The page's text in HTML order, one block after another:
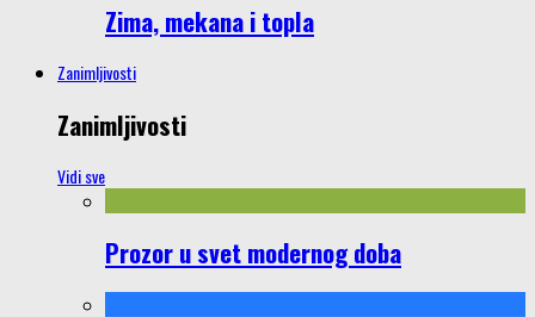
Zima, mekana i topla
Zanimljivosti
Zanimljivosti
Vidi sve
Prozor u svet modernog doba